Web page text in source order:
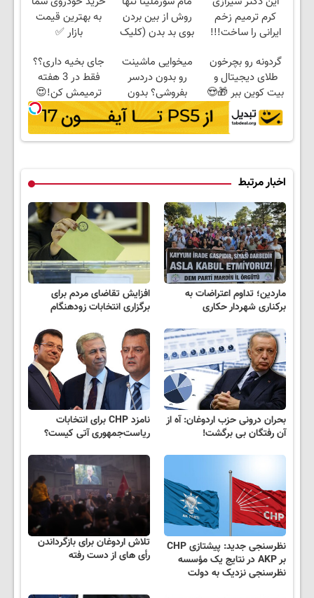
کرم ترمیم زخم
ایرانی را ساخت!!!
روش از بین بردن
بوی بد بدن (کلیک
به بهترین قیمت
بازار ✅
گردونه رو بچرخون
طلای دیجیتال و
بیت کوین ببر 🎁😍
میخوایی ماشینت
رو بدون دردسر
بفروشی؟ بدون
کمیسیون
جای بخیه داری؟؟
فقط در 3 هفته
ترمیمش کن!😍
اخبار مرتبط
ماردین؛ تداوم اعتراضات به
برکناری شهردار حکاری
افزایش تقاضای مردم برای
برگزاری انتخابات زودهنگام
بحران درونی حزب اردوغان: آه از
آن رفتگان بی برگشت!
نامزد CHP برای انتخابات
ریاست‌جمهوری آتی کیست؟
نظرسنجی جدید: پیشتازی CHP
بر AKP در نتایج یک مؤسسه
نظرسنجی نزدیک به دولت
تلاش اردوغان برای بازگرداندن
رأی های از دست رفته